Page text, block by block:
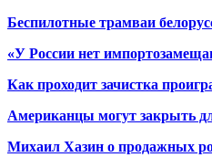
Беспилотные трамваи
«У России нет
Как проходит зачистка
Американцы могут закрыть
Михаил Хазин о продажных